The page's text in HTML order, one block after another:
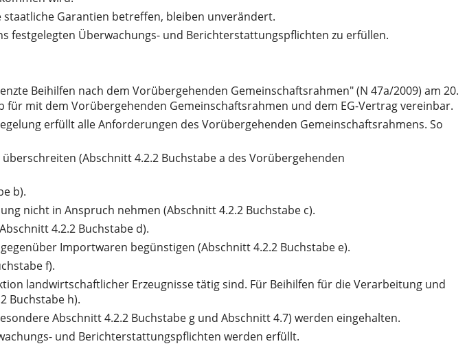
Garantien betreffen, bleiben unverändert.
festgelegten Überwachungs- und Berichterstattungspflichten zu erfüllen.
Beihilfen nach dem Vorübergehenden Gemeinschaftsrahmen" (N 47a/2009) am 20.
für mit dem Vorübergehenden Gemeinschaftsrahmen und dem EG-Vertrag vereinbar.
erfüllt alle Anforderungen des Vorübergehenden Gemeinschaftsrahmens. So
(Abschnitt 4.2.2 Buchstabe a des Vorübergehenden
b).
nicht in Anspruch nehmen (Abschnitt 4.2.2 Buchstabe c).
4.2.2 Buchstabe d).
Importwaren begünstigen (Abschnitt 4.2.2 Buchstabe e).
f).
landwirtschaftlicher Erzeugnisse tätig sind. Für Beihilfen für die Verarbeitung und
Buchstabe h).
Abschnitt 4.2.2 Buchstabe g und Abschnitt 4.7) werden eingehalten.
und Berichterstattungspflichten werden erfüllt.